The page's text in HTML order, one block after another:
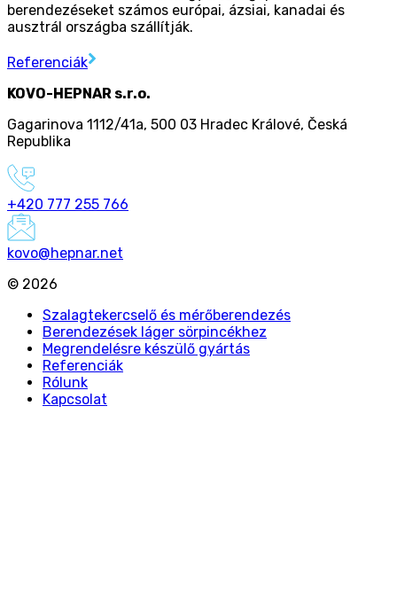
berendezéseket számos európai, ázsiai, kanadai és
ausztrál országba szállítják.
Referenciák
KOVO-HEPNAR s.r.o.
Gagarinova 1112/41a, 500 03 Hradec Králové, Česká
Republika
+420 777 255 766
kovo@hepnar.net
© 2026
Szalagtekercselő és mérőberendezés
Berendezések láger sörpincékhez
Megrendelésre készülő gyártás
Referenciák
Rólunk
Kapcsolat